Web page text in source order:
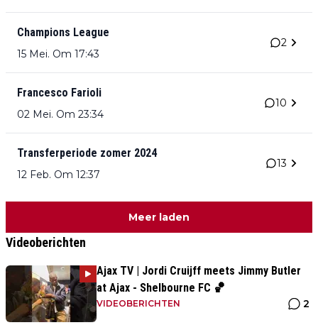
Champions League
15 Mei. Om 17:43
2
Francesco Farioli
02 Mei. Om 23:34
10
Transferperiode zomer 2024
12 Feb. Om 12:37
13
Meer laden
Videoberichten
Ajax TV | Jordi Cruijff meets Jimmy Butler
at Ajax - Shelbourne FC 🏀
VIDEOBERICHTEN 2